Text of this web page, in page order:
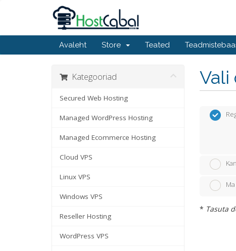
Avaleht Store Teated
Vali
Kategooriad
Secured Web Hosting
Managed WordPress Hosting
Managed Ecommerce Hosting
Cloud VPS
Linux VPS
Windows VPS
Reseller Hosting
WordPress VPS
* Tasuta